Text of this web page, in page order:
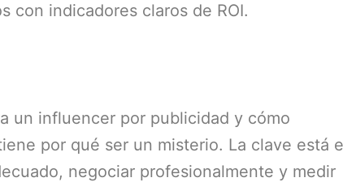
con indicadores claros de ROI.
un influencer por publicidad y cómo
por qué ser un misterio. La clave está
negociar profesionalmente y medir